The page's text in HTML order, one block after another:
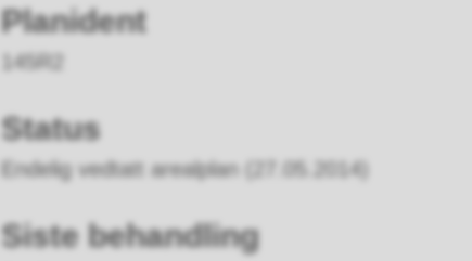
Planident
145R2
Status
Endelig vedtatt arealplan (27.05.2014)
Siste behandling